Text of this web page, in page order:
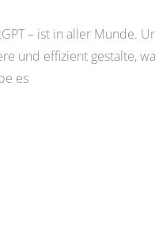
– ist in aller Munde.
und effizient gestalte,
es